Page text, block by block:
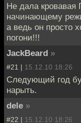
Не дала кровавая
начинающему
а ведь он просто
погони!!!
JackBeard »
#21 | 15.12.10 18:26
Следующий год
нарыть.
dele »
#22 | 15.12.10 18:26